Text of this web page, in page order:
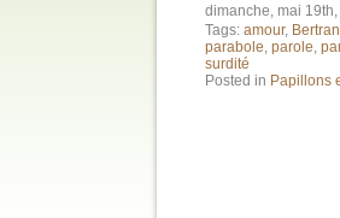
dimanche, mai
Tags: amour,
parabole, parole,
surdité
Posted in Papillons